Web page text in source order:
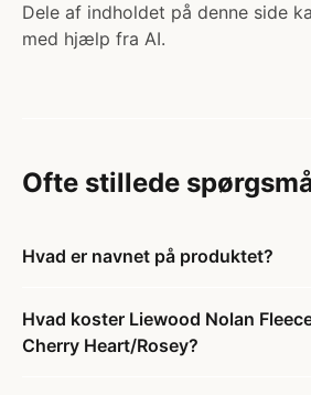
Dele af indholdet på denne side
med hjælp fra AI.
Ofte stillede
Hvad er navnet på produktet?
Hvad koster Liewood Nolan
Cherry Heart/Rosey?